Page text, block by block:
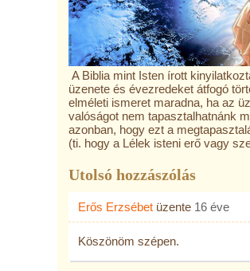
A Biblia mint Isten írott
üzenete és évezredeket átfogó
elméleti ismeret maradna, ha az
valóságot nem tapasztalhatnánk
azonban, hogy ezt a
(ti. hogy a Lélek isteni erő vagy
Utolsó hozzászólás
Erős Erzsébet üzente 16 éve
Köszönöm szépen.